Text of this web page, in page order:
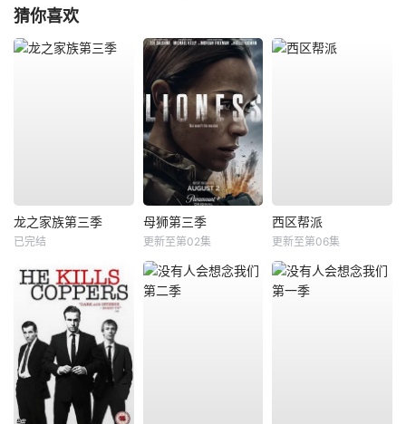
猜你喜欢
龙之家族第三季
已完结
母狮第三季
更新至第02集
西区帮派
更新至第06集